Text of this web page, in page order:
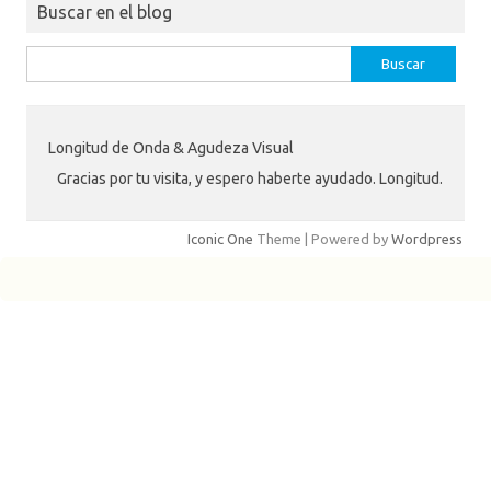
Buscar en el blog
Longitud de Onda & Agudeza Visual
Gracias por tu visita, y espero haberte ayudado. Longitud.
Iconic One Theme | Powered by Wordpress